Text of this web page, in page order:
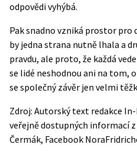
odpovědi vyhýbá.
Pak snadno vzniká prostor
by jedna strana nutně lhala a
pravdu, ale proto, že každá
se lidé neshodnou ani na tom,
se společný závěr jen velmi
Zdroj: Autorský text redakce
veřejně dostupných informací z
Čermák, Facebook